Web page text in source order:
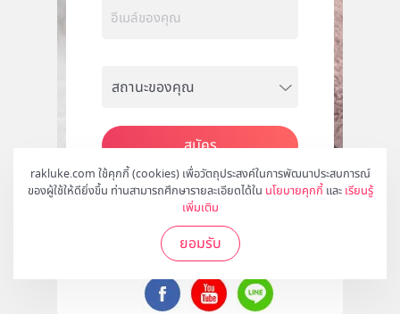
rakluke.com ใช้คุกกี้ (cookies) เพื่อวัตถุประสงค์ในการพัฒนาประสบการณ์
ของผู้ใช้ให้ดียิ่งขึ้น ท่านสามารถศึกษารายละเอียดได้ใน นโยบายคุกกี้ และ เรียนรู้
เพิ่มเติม
ยอมรับ
สมัคร
ติดตามเราได้ที่